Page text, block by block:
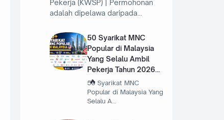
Pekerja (KWSP) | Permohonan
adalah dipelawa daripada…
50 Syarikat MNC
Popular di Malaysia
Yang Selalu Ambil
Pekerja Tahun 2026
50 Syarikat MNC
Popular di Malaysia Yang
Selalu A…